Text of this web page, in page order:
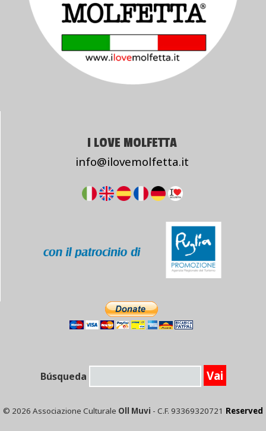
I LOVE MOLFETTA
info@ilovemolfetta.it
Búsqueda
© 2026 Associazione Culturale Oll Muvi - C.F. 93369320721 Reserved